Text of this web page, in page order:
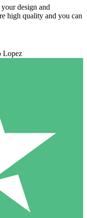
design and
high quality and you can
Lopez